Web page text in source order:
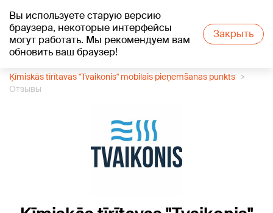
Вы используете старую версию
браузера, некоторые интерфейсы
могут работать. Мы рекомендуем вам
обновить ваш браузер!
Закрыть
+25°C
Ķīmiskās tīrītavas "Tvaikonis" mobilais pieņemšanas punkts
Отзывы